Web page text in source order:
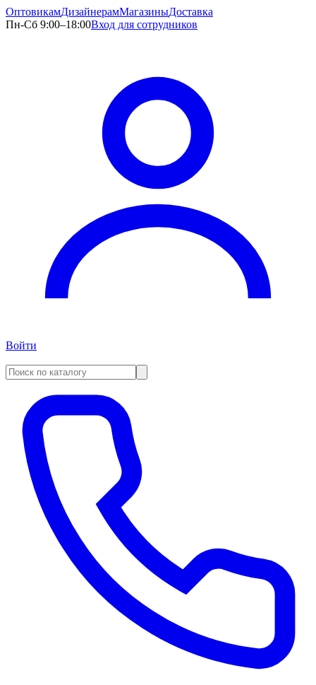
ОптовикамДизайнерамМагазиныДоставка
Пн-Сб 9:00–18:00Вход для сотрудников
Войти